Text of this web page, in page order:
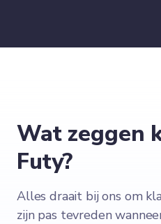
Wat zeggen
Futy?
Alles draait bij ons om
zijn pas tevreden